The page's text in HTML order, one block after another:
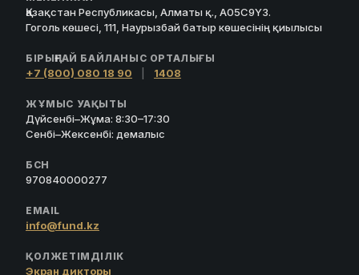
Қазақстан Республикасы, Алматы қ., A05C9Y3.
Гоголь көшесі, 111, Наурызбай батыр көшесінің қиылысы
БІРЫҢҒАЙ БАЙЛАНЫС ОРТАЛЫҒЫ
+7 (800) 080 18 90 1408
ЖҰМЫС УАҚЫТЫ
Дүйсенбі–Жұма: 8:30–17:30
Сенбі–Жексенбі: демалыс
БСН
970840000277
EMAIL
info@fund.kz
ҚОЛЖЕТІМДІЛІК
Экран дикторы